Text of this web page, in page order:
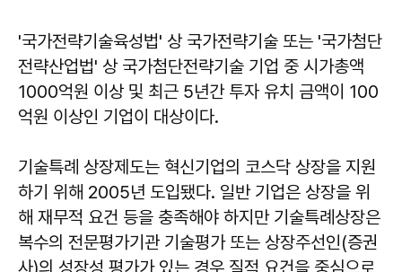
'국가전략기술육성법' 상 국가전략기술 또는 '국가첨단
전략산업법' 상 국가첨단전략기술 기업 중 시가총액
1000억원 이상 및 최근 5년간 투자 유치 금액이 100
억원 이상인 기업이 대상이다.
기술특례 상장제도는 혁신기업의 코스닥 상장을 지원
하기 위해 2005년 도입됐다. 일반 기업은 상장을 위
해 재무적 요건 등을 충족해야 하지만 기술특례상장은
복수의 전문평가기관 기술평가 또는 상장주선인(증권
사)의 성장성 평가가 있는 경우 질적 요건을 중심으로